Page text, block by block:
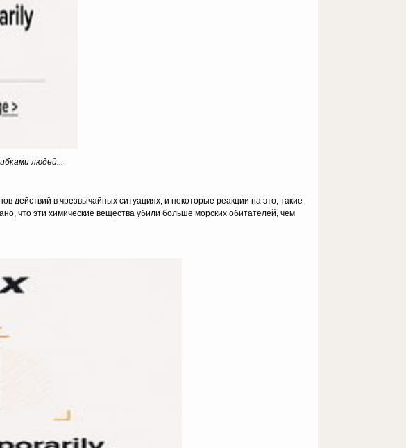
людей...
действий в чрезвычайных ситуациях, и некоторые реакции на это, такие
что эти химические вещества убили больше морских обитателей, чем